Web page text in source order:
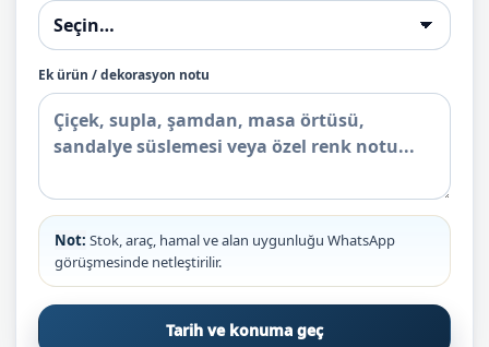
Ek ürün / dekorasyon notu
Not: Stok, araç, hamal ve alan uygunluğu WhatsApp
görüşmesinde netleştirilir.
Tarih ve konuma geç